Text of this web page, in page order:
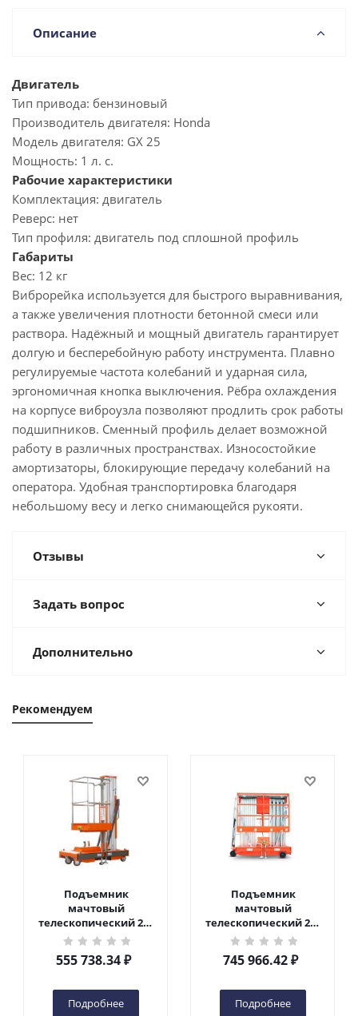
Описание
Двигатель
Тип привода: бензиновый
Производитель двигателя: Honda
Модель двигателя: GX 25
Мощность: 1 л. с.
Рабочие характеристики
Комплектация: двигатель
Реверс: нет
Тип профиля: двигатель под сплошной профиль
Габариты
Вес: 12 кг
Виброрейка используется для быстрого выравнивания,
а также увеличения плотности бетонной смеси или
раствора. Надёжный и мощный двигатель гарантирует
долгую и бесперебойную работу инструмента. Плавно
регулируемые частота колебаний и ударная сила,
эргономичная кнопка выключения. Рёбра охлаждения
на корпусе виброузла позволяют продлить срок работы
подшипников. Сменный профиль делает возможной
работу в различных пространствах. Износостойкие
амортизаторы, блокирующие передачу колебаний на
оператора. Удобная транспортировка благодаря
небольшому весу и легко снимающейся рукояти.
Отзывы
Задать вопрос
Дополнительно
Рекомендуем
Подъемник
мачтовый
телескопический 200
кг 6 м TOR GTWY6-200S
DC 2-мачтовый
(автономный) (G) в
555 738.34₽
Подробнее
Подъемник
мачтовый
телескопический 200
кг 10 м TOR GTWY10-
200S DC 2-мачтовый
(автономный) (N) в
745 966.42₽
Подробнее